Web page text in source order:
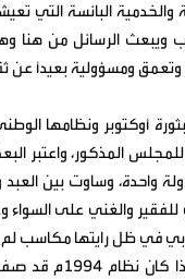
البائسة التي
الرسائل من هنا
وتعمق ومسؤولية بعيداً عن
للمجلس المذكور، واعتبر
واحدة، وساوت بين العبد
للفقير والغني على
ودولة نوفمبر،